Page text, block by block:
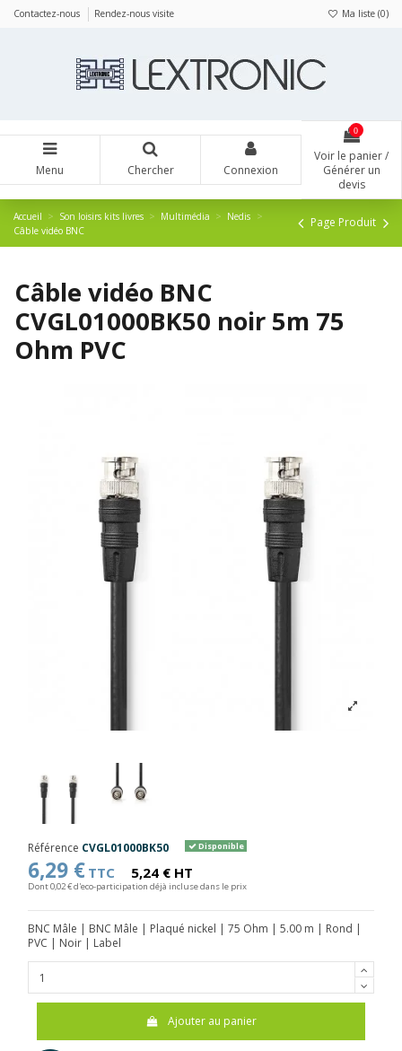
Contactez-nous Rendez-nous visite Ma liste (0)
Menu Chercher Connexion
0
Voir le panier /
Générer un
devis
Accueil Son loisirs kits livres Multimédia
Nedis
Câble vidéo BNC
Page Produit
Câble vidéo BNC
CVGL01000BK50 noir 5m 75
Ohm PVC
Référence CVGL01000BK50 Disponible
6,29 € TTC 5,24 € HT
Dont 0,02 € d'eco-participation déjà incluse dans le prix
BNC Mâle | BNC Mâle | Plaqué nickel | 75 Ohm | 5.00 m | Rond |
PVC | Noir | Label
Ajouter au panier
Panneau de gestion des cookies